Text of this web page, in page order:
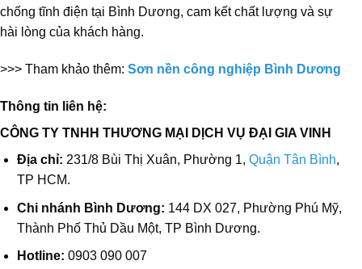
chống tĩnh điện tại Bình Dương, cam kết chất lượng và sự
hài lòng của khách hàng.
>>> Tham khảo thêm: Sơn nền công nghiệp Bình Dương
Thông tin liên hệ:
CÔNG TY TNHH THƯƠNG MẠI DỊCH VỤ ĐẠI GIA VINH
Địa chỉ: 231/8 Bùi Thị Xuân, Phường 1, Quận Tân Bình,
TP HCM.
Chi nhánh Bình Dương: 144 DX 027, Phường Phú Mỹ,
Thành Phố Thủ Dầu Một, TP Bình Dương.
Hotline: 0903 090 007